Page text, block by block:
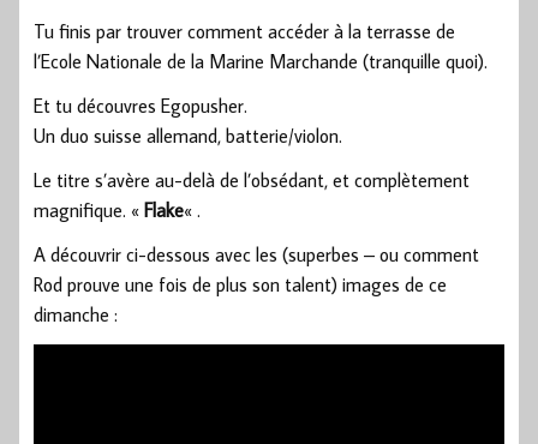
Tu finis par trouver comment accéder à la terrasse de
l’Ecole Nationale de la Marine Marchande (tranquille quoi).
Et tu découvres Egopusher.
Un duo suisse allemand, batterie/violon.
Le titre s’avère au-delà de l’obsédant, et complètement
magnifique. « Flake« .
A découvrir ci-dessous avec les (superbes – ou comment
Rod prouve une fois de plus son talent) images de ce
dimanche :